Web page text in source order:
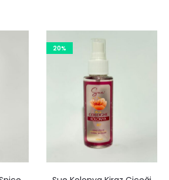
20%